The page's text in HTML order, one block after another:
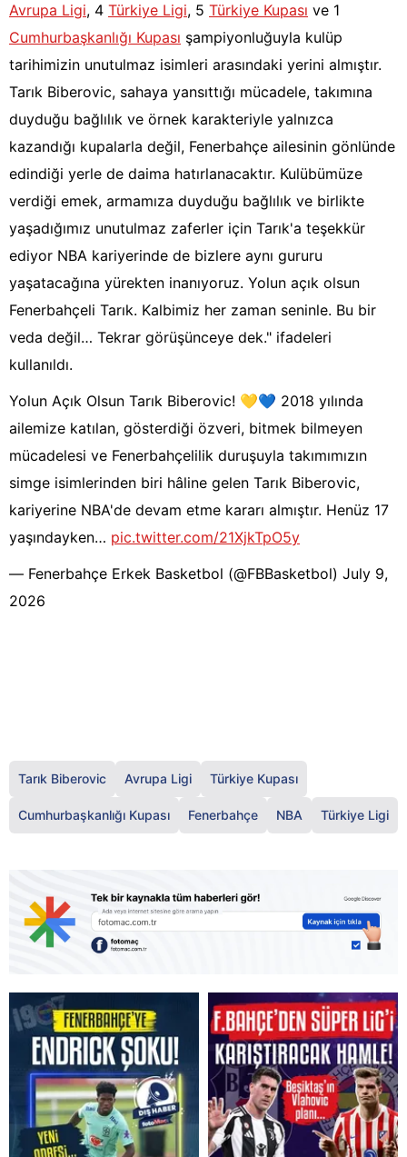
Avrupa Ligi, 4 Türkiye Ligi, 5 Türkiye Kupası ve 1
Cumhurbaşkanlığı Kupası şampiyonluğuyla kulüp
tarihimizin unutulmaz isimleri arasındaki yerini almıştır.
Tarık Biberovic, sahaya yansıttığı mücadele, takımına
duyduğu bağlılık ve örnek karakteriyle yalnızca
kazandığı kupalarla değil, Fenerbahçe ailesinin gönlünde
edindiği yerle de daima hatırlanacaktır. Kulübümüze
verdiği emek, armamıza duyduğu bağlılık ve birlikte
yaşadığımız unutulmaz zaferler için Tarık'a teşekkür
ediyor NBA kariyerinde de bizlere aynı gururu
yaşatacağına yürekten inanıyoruz. Yolun açık olsun
Fenerbahçeli Tarık. Kalbimiz her zaman seninle. Bu bir
veda değil… Tekrar görüşünceye dek." ifadeleri
kullanıldı.
Yolun Açık Olsun Tarık Biberovic! 💛💙 2018 yılında
ailemize katılan, gösterdiği özveri, bitmek bilmeyen
mücadelesi ve Fenerbahçelilik duruşuyla takımımızın
simge isimlerinden biri hâline gelen Tarık Biberovic,
kariyerine NBA'de devam etme kararı almıştır. Henüz 17
yaşındayken… pic.twitter.com/21XjkTpO5y
— Fenerbahçe Erkek Basketbol (@FBBasketbol) July 9,
2026
Tarık Biberovic Avrupa Ligi Türkiye Kupası
Cumhurbaşkanlığı Kupası Fenerbahçe NBA Türkiye Ligi